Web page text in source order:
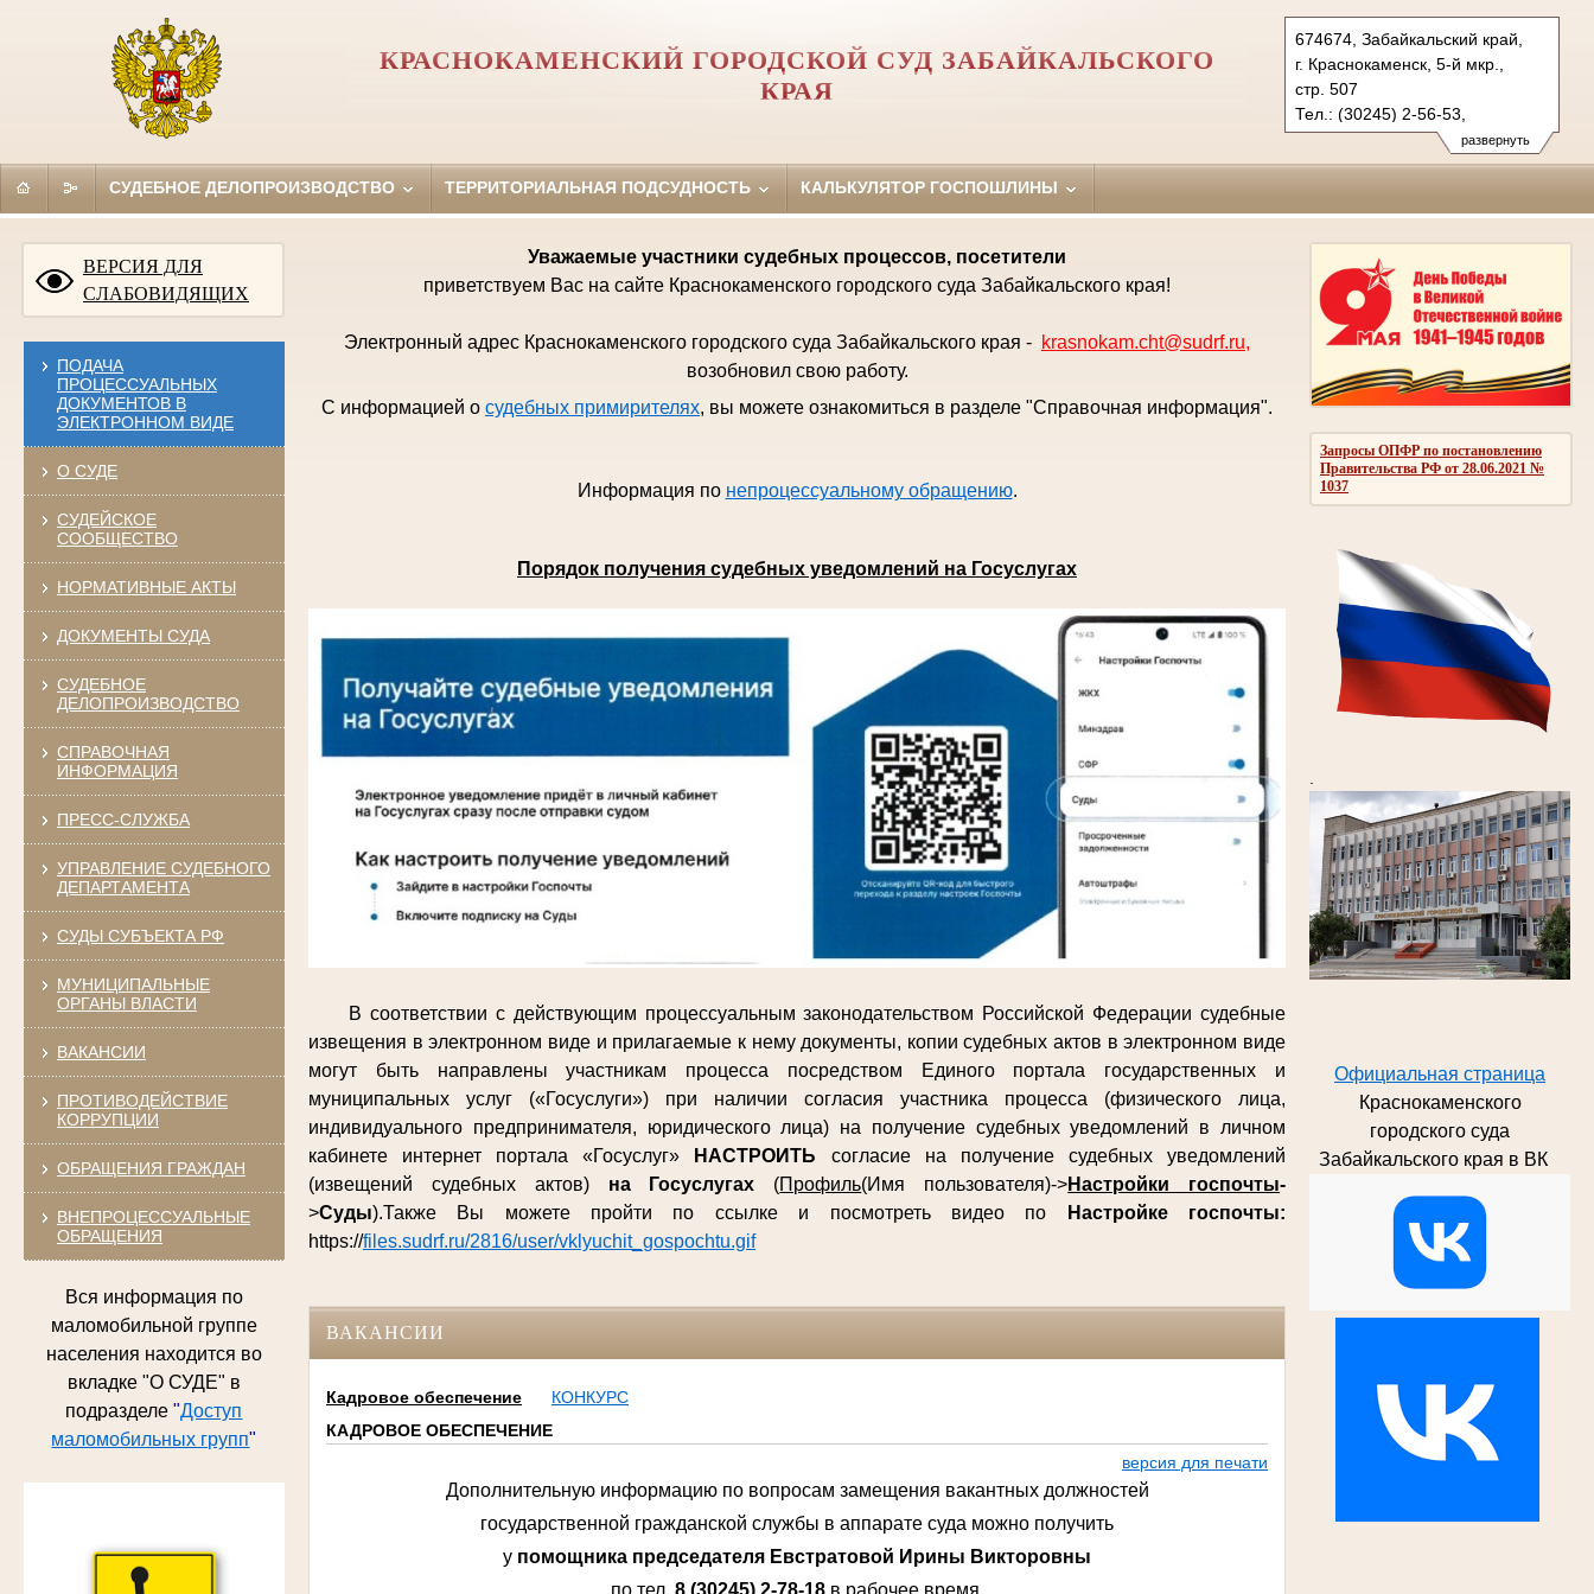
развернуть
674674, Забайкальский край,
г. Краснокаменск, 5-й мкр.,
стр. 507
Тел.: (30245) 2-56-53,
(3022) 23-83-71 (ф.)
krasnokam.cht@sudrf.ru
КРАСНОКАМЕНСКИЙ ГОРОДСКОЙ СУД ЗАБАЙКАЛЬСКОГО
КРАЯ
СУДЕБНОЕ ДЕЛОПРОИЗВОДСТВО ТЕРРИТОРИАЛЬНАЯ ПОДСУДНОСТЬ КАЛЬКУЛЯТОР ГОСПОШЛИНЫ
ВЕРСИЯ ДЛЯ
СЛАБОВИДЯЩИХ
ПОДАЧА
ПРОЦЕССУАЛЬНЫХ
ДОКУМЕНТОВ В
ЭЛЕКТРОННОМ ВИДЕ
О СУДЕ
СУДЕЙСКОЕ
СООБЩЕСТВО
НОРМАТИВНЫЕ АКТЫ
ДОКУМЕНТЫ СУДА
СУДЕБНОЕ
ДЕЛОПРОИЗВОДСТВО
СПРАВОЧНАЯ
ИНФОРМАЦИЯ
ПРЕСС-СЛУЖБА
УПРАВЛЕНИЕ СУДЕБНОГО
ДЕПАРТАМЕНТА
СУДЫ СУБЪЕКТА РФ
МУНИЦИПАЛЬНЫЕ
ОРГАНЫ ВЛАСТИ
ВАКАНСИИ
ПРОТИВОДЕЙСТВИЕ
КОРРУПЦИИ
ОБРАЩЕНИЯ ГРАЖДАН
ВНЕПРОЦЕССУАЛЬНЫЕ
ОБРАЩЕНИЯ
Вся информация по
маломобильной группе
населения находится во
вкладке "О СУДЕ" в
подразделе"Доступ
маломобильных групп"
Запросы ОПФР по постановлению
Правительства РФ от 28.06.2021 №
1037
Официальная страница
Краснокаменского
городского суда
Забайкальского края в ВК
Уважаемые участники судебных процессов, посетители
приветствуем Вас на сайте Краснокаменского городского суда Забайкальского края!
Электронный адрес Краснокаменского городского суда Забайкальского края - krasnokam.cht@sudrf.ru,
возобновил свою работу.
С информацией о судебных примирителях, вы можете ознакомиться в разделе "Справочная информация".
Информация по непроцессуальному обращению.
Порядок получения судебных уведомлений на Госуслугах
В соответствии с действующим процессуальным законодательством Российской Федерации судебные
извещения в электронном виде и прилагаемые к нему документы, копии судебных актов в электронном виде
могут быть направлены участникам процесса посредством Единого портала государственных и
муниципальных услуг («Госуслуги») при наличии согласия участника процесса (физического лица,
индивидуального предпринимателя, юридического лица) на получение судебных уведомлений в личном
кабинете интернет портала «Госуслуг»
НАСТРОИТЬ согласие на получение судебных уведомлений
(извещений судебных актов) на Госуслугах (Профиль(Имя пользователя)->Настройки госпочты-
>Суды).Также Вы можете пройти по ссылке и посмотреть видео по
Настройке госпочты:
https://files.sudrf.ru/2816/user/vklyuchit_gospochtu.gif
ВАКАНСИИ
Кадровое обеспечение
КОНКУРС
КАДРОВОЕ ОБЕСПЕЧЕНИЕ
версия для печати
Дополнительную информацию по вопросам замещения вакантных должностей
государственной гражданской службы в аппарате суда можно получить
у помощника председателя Евстратовой Ирины Викторовны